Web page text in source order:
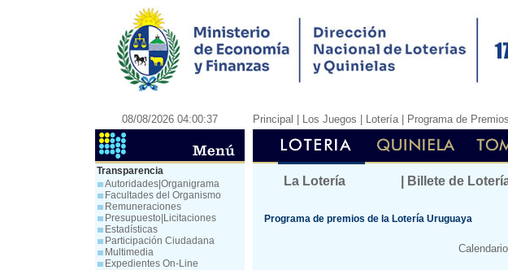
08/08/2026 04:00:37 Principal | Los Juegos | Lotería| Programa de Premios
Transparencia
Autoridades|Organigrama
Facultades del Organismo
Remuneraciones
Presupuesto|Licitaciones
Estadísticas
Participación Ciudadana
Multimedia
Expedientes On-Line
La Lotería | Billete de
Programa de premios de la Lotería Uruguaya